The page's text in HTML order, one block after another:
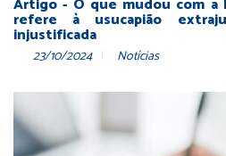
refere à usucapião
injustificada
23/10/2024 Notícias